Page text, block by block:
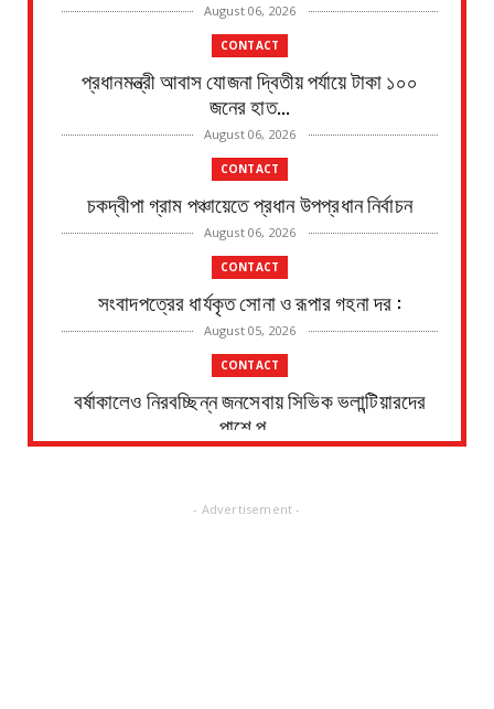
August 06, 2026
CONTACT
প্রধানমন্ত্রী আবাস যোজনা দ্বিতীয় পর্যায়ে টাকা ১০০
জনের হাত...
August 06, 2026
CONTACT
চকদ্বীপা গ্রাম পঞ্চায়েতে প্রধান উপপ্রধান নির্বাচন
August 06, 2026
CONTACT
সংবাদপত্রের ধার্যকৃত সোনা ও রূপার গহনা দর :
August 05, 2026
CONTACT
বর্ষাকালেও নিরবচ্ছিন্ন জনসেবায় সিভিক ভলান্টিয়ারদের
পাশে পূ...
হলদিয়া রানি চকে বিক্ষোভ মিছিল ও পথ অবরোধে সামিল
- Advertisement -